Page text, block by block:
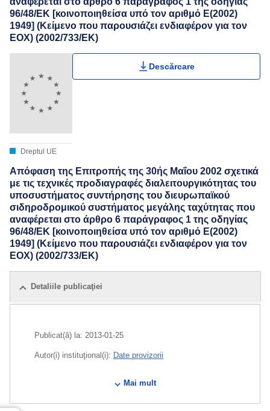
96/48/ΕΚ [κοινοποιηθείσα υπό τον αριθμό Ε(2002)
1949] (Κείμενο που παρουσιάζει ενδιαφέρον για τον
ΕΟΧ) (2002/733/ΕΚ)
Dreptul UE
Descărcare
Απόφαση της Επιτροπής της 30ής Μαΐου 2002 σχετικά
με τις τεχνικές προδιαγραφές διαλειτουργικότητας του
υποσυστήματος συντήρησης του διευρωπαϊκού
σιδηροδρομικού συστήματος μεγάλης ταχύτητας που
αναφέρεται στο άρθρο 6 παράγραφος 1 της οδηγίας
96/48/ΕΚ [κοινοποιηθείσα υπό τον αριθμό Ε(2002)
1949] (Κείμενο που παρουσιάζει ενδιαφέρον για τον
ΕΟΧ) (2002/733/ΕΚ)
Detaliile publicaţiei
Publicat(ă) la: 2013-01-25
Autor(i) instituţional(i): Date provizorii
Mai mult